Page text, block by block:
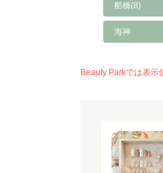
船橋(8)
海神
Beauty Parkでは表示